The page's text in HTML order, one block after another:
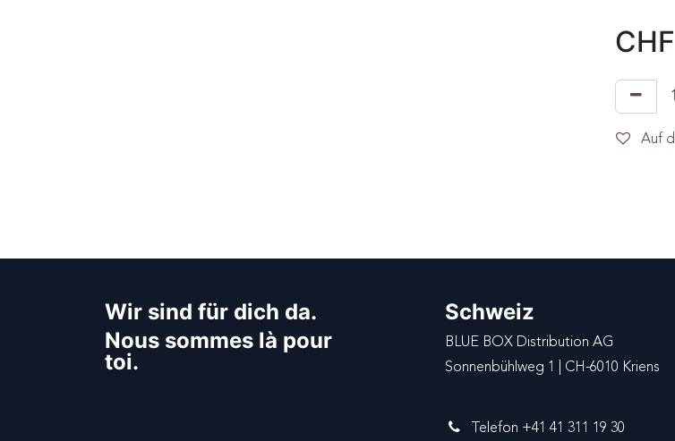
CHF
Auf
Wir sind für dich da.
Nous sommes là pour
toi.
Schweiz
BLUE BOX Distribution AG
Sonnenbühlweg 1 | CH-6010 Kriens
Telefon +41 41 311 19 30